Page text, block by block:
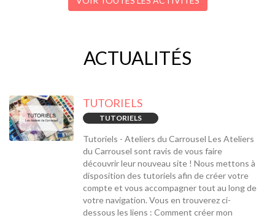
ACTUALITÉS
TUTORIELS
TUTORIELS
Tutoriels - Ateliers du Carrousel Les Ateliers
du Carrousel sont ravis de vous faire
découvrir leur nouveau site ! Nous mettons à
disposition des tutoriels afin de créer votre
compte et vous accompagner tout au long de
votre navigation. Vous en trouverez ci-
dessous les liens : Comment créer mon